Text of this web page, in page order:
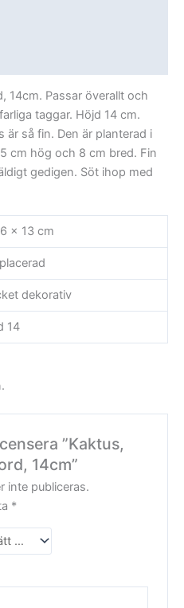
14cm. Passar överallt och
taggar. Höjd 14 cm.
är så fin. Den är planterad i
cm hög och 8 cm bred. Fin
gedigen. Söt ihop med
× 13 cm
dekorativ
14
”Kaktus,
14cm”
inte publiceras.
*